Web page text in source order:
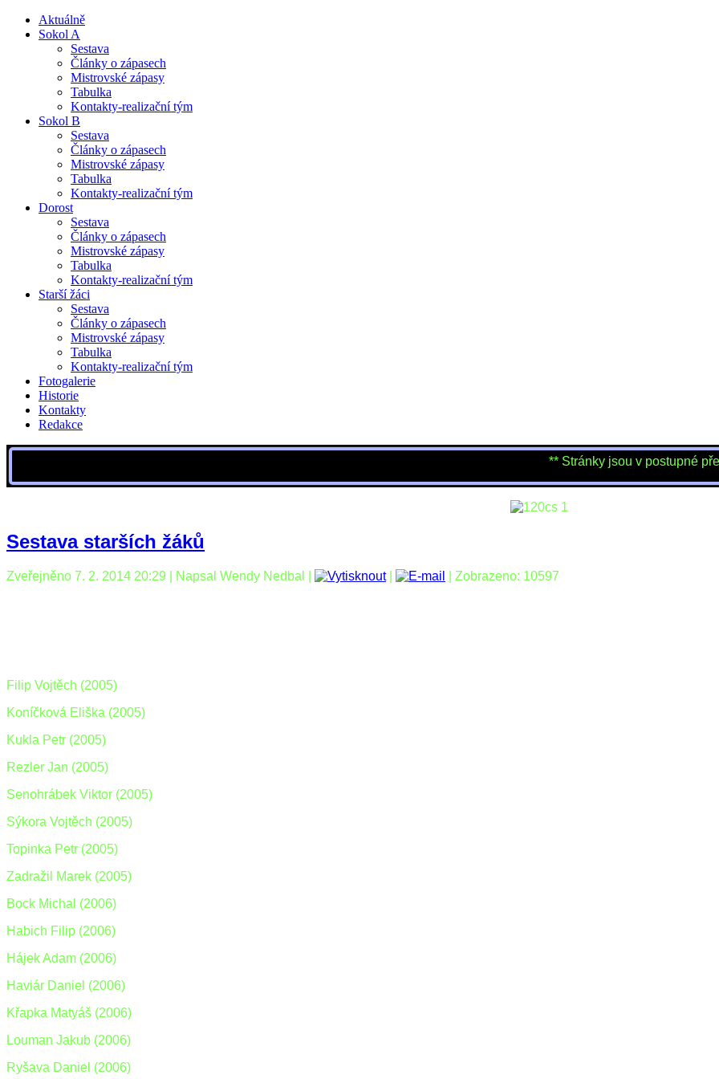
Aktuálně
Sokol A
Sestava
Články o zápasech
Mistrovské zápasy
Tabulka
Kontakty-realizační tým
Sokol B
Sestava
Články o zápasech
Mistrovské zápasy
Tabulka
Kontakty-realizační tým
Dorost
Sestava
Články o zápasech
Mistrovské zápasy
Tabulka
Kontakty-realizační tým
Starší žáci
Sestava
Články o zápasech
Mistrovské zápasy
Tabulka
Kontakty-realizační tým
Fotogalerie
Historie
Kontakty
Redakce
** Stránky jsou v postupné
Sestava starších žáků
Zveřejněno 7. 2. 2014 20:29 Napsal Wendy Nedbal | | Zobrazeno: 10597
Filip Vojtěch (2005)
Koníčková Eliška (2005)
Kukla Petr (2005)
Rezler Jan (2005)
Senohrábek Viktor (2005)
Sýkora Vojtěch (2005)
Topinka Petr (2005)
Zadražil Marek (2005)
Bock Michal (2006)
Habich Filip (2006)
Hájek Adam (2006)
Haviár Daniel (2006)
Křapka Matyáš (2006)
Louman Jakub (2006)
Ryšava Daniel (2006)